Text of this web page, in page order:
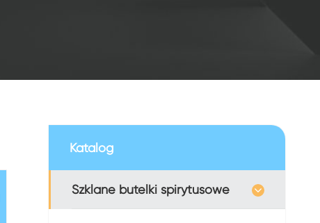
Katalog
Szklane butelki spirytusowe